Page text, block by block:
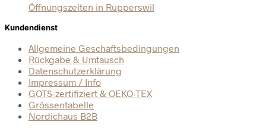
Öffnungszeiten in Rupperswil
Kundendienst
Allgemeine Geschäftsbedingungen
Rückgabe & Umtausch
Datenschutzerklärung
Impressum / Info
GOTS-zertifiziert & OEKO-TEX
Grössentabelle
Nordichaus B2B